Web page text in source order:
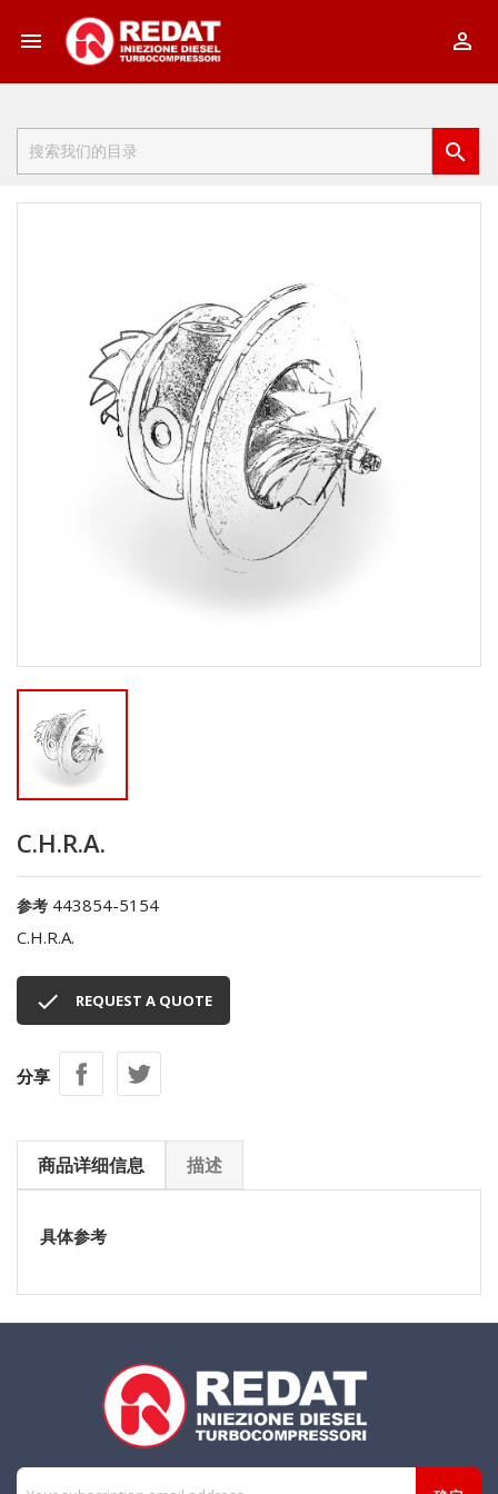
 

C.H.R.A.
参考 443854-5154
C.H.R.A.
 REQUEST A QUOTE
分享
商品详细信息 描述
具体参考